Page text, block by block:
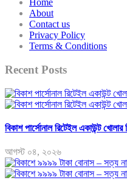
Home
About
Contact us
Privacy Policy
Terms & Conditions
Recent Posts
বিকাশ পার্সোনাল রিটেইল একাউন্ট খোলার
আগস্ট ০৪, ২০২৬